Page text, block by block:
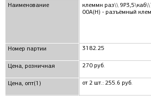
Наименование
Номер партии
Цена, розничная
Цена, опт(1)
клеммн раз\\
00A(H) - разъёмный
3182.25
270 руб.
от 2 шт.: 255.6 руб.